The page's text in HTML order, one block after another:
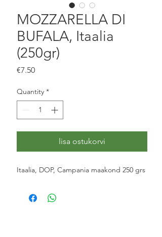
MOZZARELLA DI
BUFALA, Itaalia
(250gr)
€7.50Price
Quantity *
lisa ostukorvi
Itaalia, DOP, Campania maakond 250 grs